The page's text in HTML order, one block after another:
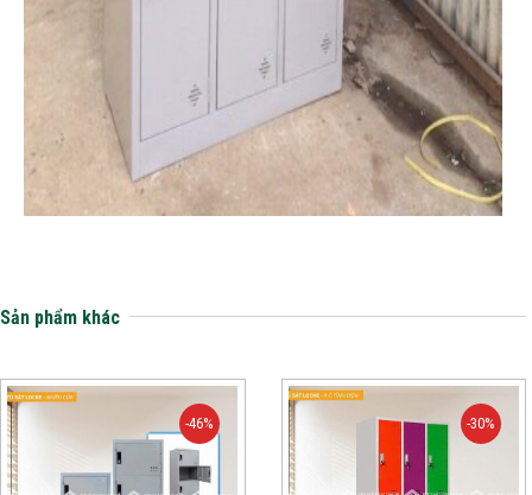
Sản phẩm khác
-46% -30%